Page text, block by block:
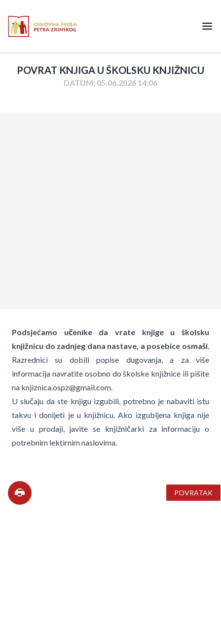
POVRAT KNJIGA U ŠKOLSKU KNJIŽNICU
DATUM: 05.06.2026 14:06
Podsjećamo učenike da vrate knjige u školsku
knjižnicu do zadnjeg dana nastave, a posebice osmaši.
Razrednici su dobili popise dugovanja, a za više
informacija navratite osobno do školske knjižnice ili pišite
na knjiznica.ospz@gmail.com.
U slučaju da ste knjigu izgubili, potrebno je nabaviti istu
takvu i donijeti je u knjižnicu. Ako izgubljena knjiga nije
više u prodaji, javite se knjižničarki za informaciju o
potrebnim lektirnim naslovima.
POVRATAK